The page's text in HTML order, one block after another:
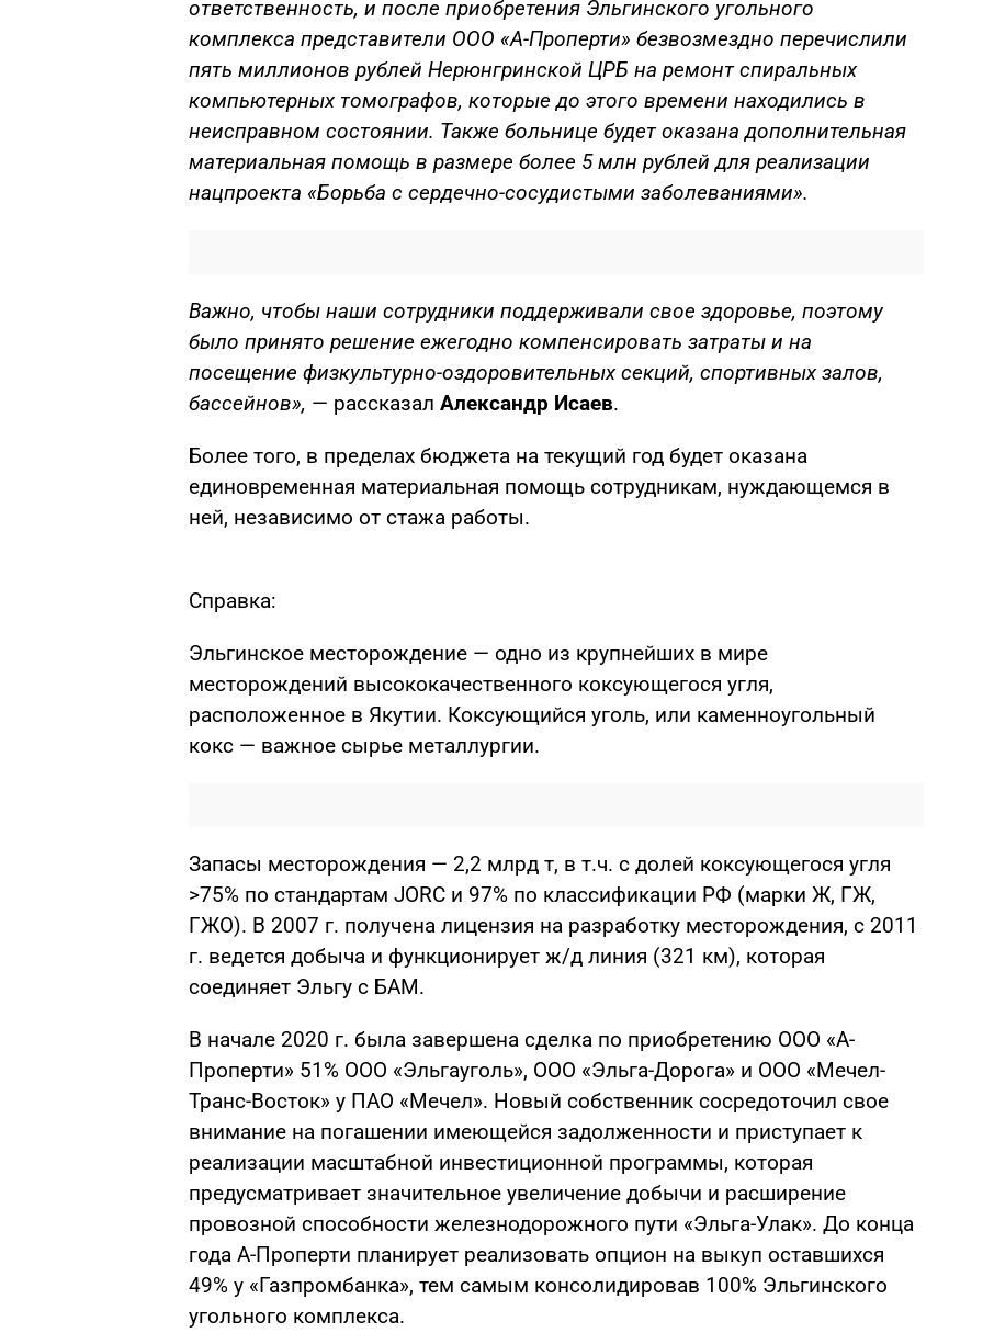
ответственность, и после приобретения Эльгинского угольного
комплекса представители ООО «А-Проперти» безвозмездно перечислили
пять миллионов рублей Нерюнгринской ЦРБ на ремонт спиральных
компьютерных томографов, которые до этого времени находились в
неисправном состоянии. Также больнице будет оказана дополнительная
материальная помощь в размере более 5 млн рублей для реализации
нацпроекта «Борьба с сердечно-сосудистыми заболеваниями».
Важно, чтобы наши сотрудники поддерживали свое здоровье, поэтому
было принято решение ежегодно компенсировать затраты и на
посещение физкультурно-оздоровительных секций, спортивных залов,
бассейнов», — рассказал Александр Исаев.
Более того, в пределах бюджета на текущий год будет оказана
единовременная материальная помощь сотрудникам, нуждающемся в
ней, независимо от стажа работы.
Справка:
Эльгинское месторождение — одно из крупнейших в мире
месторождений высококачественного коксующегося угля,
расположенное в Якутии. Коксующийся уголь, или каменноугольный
кокс — важное сырье металлургии.
Запасы месторождения — 2,2 млрд т, в т.ч. с долей коксующегося угля
>75% по стандартам JORC и 97% по классификации РФ (марки Ж, ГЖ,
ГЖО). В 2007 г. получена лицензия на разработку месторождения, с 2011
г. ведется добыча и функционирует ж/д линия (321 км), которая
соединяет Эльгу с БАМ.
В начале 2020 г. была завершена сделка по приобретению ООО «А-
Проперти» 51% ООО «Эльгауголь», ООО «Эльга-Дорога» и ООО «Мечел-
Транс-Восток» у ПАО «Мечел». Новый собственник сосредоточил свое
внимание на погашении имеющейся задолженности и приступает к
реализации масштабной инвестиционной программы, которая
предусматривает значительное увеличение добычи и расширение
провозной способности железнодорожного пути «Эльга-Улак». До конца
года А-Проперти планирует реализовать опцион на выкуп оставшихся
49% у «Газпромбанка», тем самым консолидировав 100% Эльгинского
угольного комплекса.